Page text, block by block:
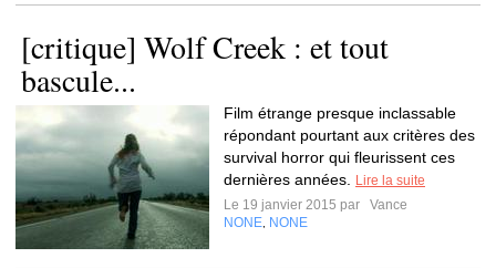
[critique] Wolf Creek : et tout
bascule...
Film étrange presque inclassable
répondant pourtant aux critères des
survival horror qui fleurissent ces
dernières années.
Lire la suite
Le 19 janvier 2015 par
Vance
NONE NONE